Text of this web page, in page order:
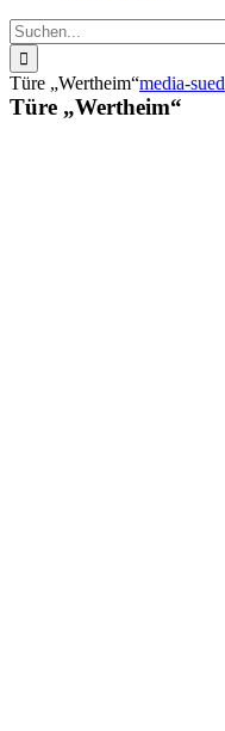
Suche
nach:
Türe „Wertheim“media-sued
Türe „Wertheim“